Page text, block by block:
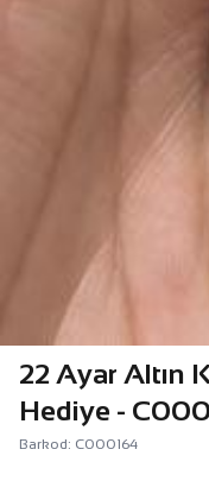
22 Ayar Altın
Hediye -
Barkod: C000164